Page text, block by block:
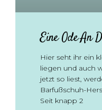
Eine Ode An
Hier seht ihr ein
liegen und auch
jetzt so liest,
Barfußschuh-
Seit knapp 2